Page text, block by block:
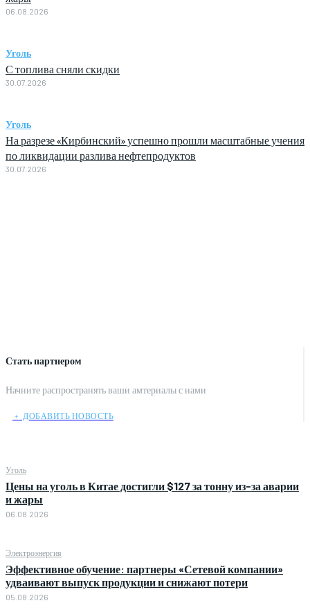
Стать партнером
Начните распространять ваши амтериалы с нами
﹢ ДОБАВИТЬ НОВОСТЬ
Уголь
Цены на уголь в Китае достигли $127 за тонну из-за аварии
и жары
06.08.2026
Электроэнергия
Эффективное обучение: партнеры «Сетевой компании»
удваивают выпуск продукции и снижают потери
05.08.2026
06.08.2026
Уголь
С топлива сняли скидки
30.07.2026
Уголь
На разрезе «Кирбинский» успешно прошли масштабные учения
по ликвидации разлива нефтепродуктов
30.07.2026